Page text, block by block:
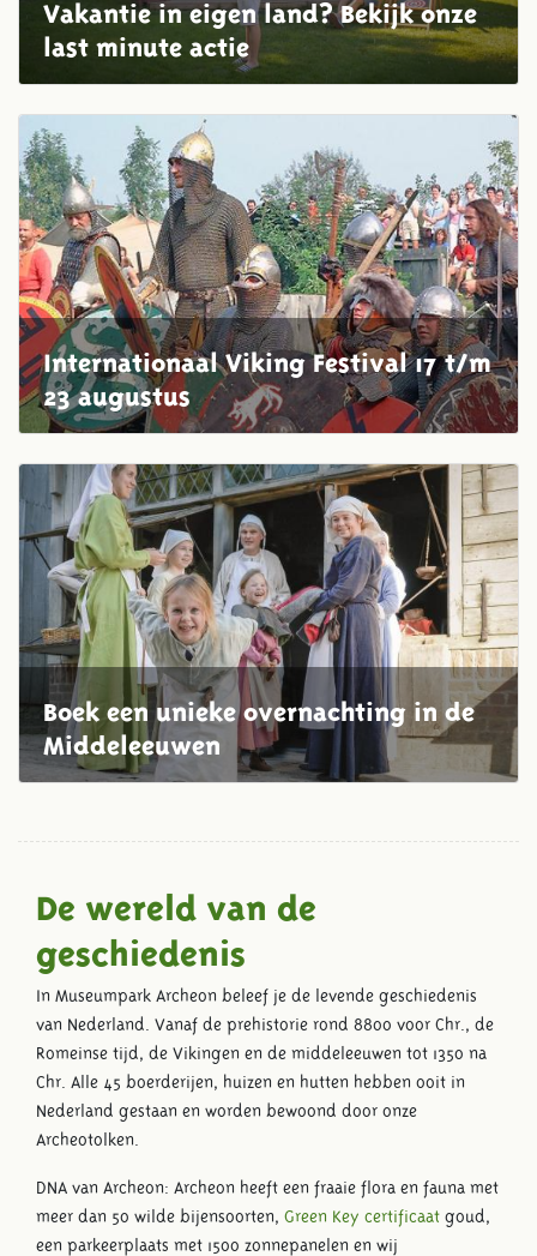
WELKOM IN ARCHEON
Vakantie in eigen land? Bekijk onze
last minute actie
Internationaal Viking Festival 17 t/m
23 augustus
Boek een unieke overnachting in de
Middeleeuwen
De wereld van de
geschiedenis
In Museumpark Archeon beleef je de levende geschiedenis
van Nederland. Vanaf de prehistorie rond 8800 voor Chr., de
Romeinse tijd, de Vikingen en de middeleeuwen tot 1350 na
Chr. Alle 45 boerderijen, huizen en hutten hebben ooit in
Nederland gestaan en worden bewoond door onze
Archeotolken.
DNA van Archeon: Archeon heeft een fraaie flora en fauna met
meer dan 50 wilde bijensoorten, Green Key certificaat goud,
een parkeerplaats met 1500 zonnepanelen en wij